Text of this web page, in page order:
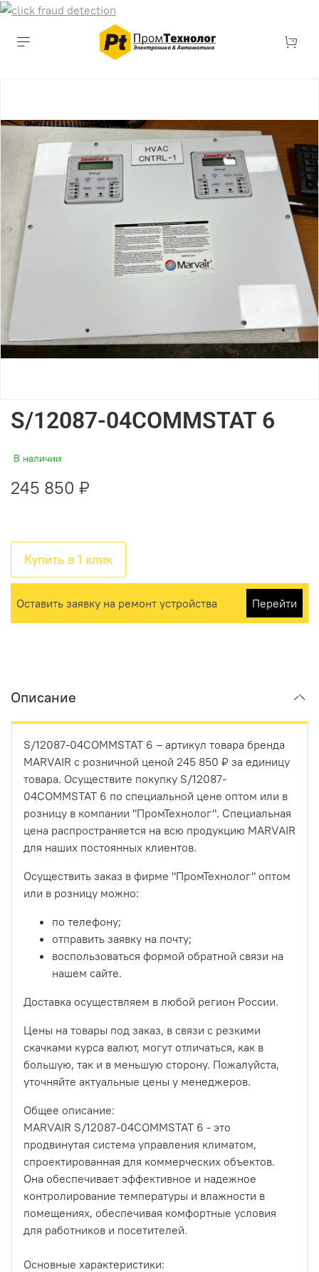
S/12087-04COMMSTAT 6
В наличии
245 850 ₽
Купить в 1 клик
Оставить заявку на ремонт устройства Перейти
Описание
S/12087-04COMMSTAT 6 – артикул товара бренда
MARVAIR с розничной ценой 245 850 ₽ за единицу
товара. Осуществите покупку S/12087-
04COMMSTAT 6 по специальной цене оптом или в
розницу в компании "ПромТехнолог". Специальная
цена распространяется на всю продукцию MARVAIR
для наших постоянных клиентов.
Осуществить заказ в фирме "ПромТехнолог" оптом
или в розницу можно:
по телефону;
отправить заявку на почту;
воспользоваться формой обратной связи на
нашем сайте.
Доставка осуществляем в любой регион России.
Цены на товары под заказ, в связи с резкими
скачками курса валют, могут отличаться, как в
большую, так и в меньшую сторону. Пожалуйста,
уточняйте актуальные цены у менеджеров.
Общее описание:
MARVAIR S/12087-04COMMSTAT 6 - это
продвинутая система управления климатом,
спроектированная для коммерческих объектов.
Она обеспечивает эффективное и надежное
контролирование температуры и влажности в
помещениях, обеспечивая комфортные условия
для работников и посетителей.
Основные характеристики: